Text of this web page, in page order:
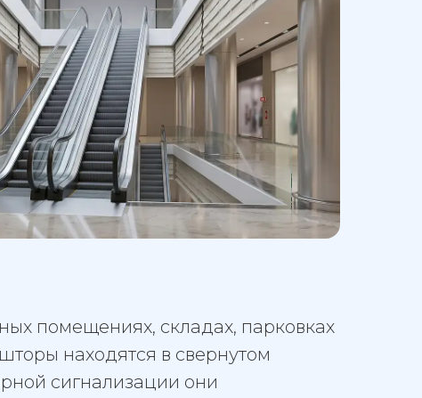
помещениях, складах, парковках
находятся в свернутом
сигнализации они